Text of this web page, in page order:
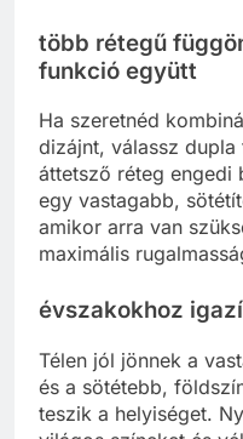
több rétegű
funkció együtt
Ha szeretnéd
dizájnt, válassz
áttetsző réteg engedi
egy vastagabb,
amikor arra van
maximális
évszakokhoz
Télen jól jönnek a
és a sötétebb,
teszik a helyiséget.